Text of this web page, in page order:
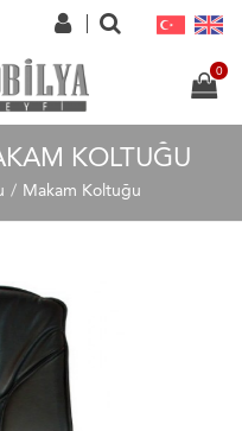
KOLTUĞU
Makam Koltuğu